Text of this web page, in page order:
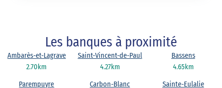
Les banques à proximité
2.70km
Ambarès-et-Lagrave
4.27km
Saint-Vincent-de-Paul
4.65km
Bassens
Parempuyre
Carbon-Blanc
Sainte-Eulalie